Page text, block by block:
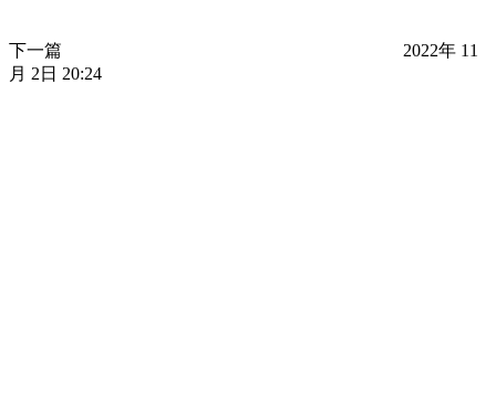
下一篇
2022年 11
月 2日 20:24